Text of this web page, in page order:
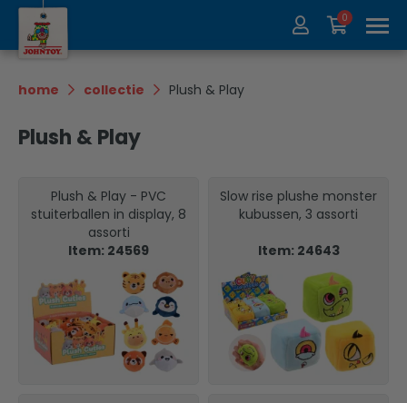
Over ons Collectie
Beurzen
0
home collectie Plush & Play
Plush & Play
Plush & Play - PVC
stuiterballen in display, 8
assorti
Item: 24569
Slow rise plushe monster
kubussen, 3 assorti
Item: 24643